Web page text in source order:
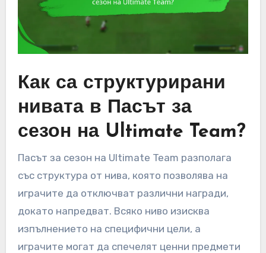
Как са структурирани
нивата в Пасът за
сезон на Ultimate Team?
Пасът за сезон на Ultimate Team разполага
със структура от нива, която позволява на
играчите да отключват различни награди,
докато напредват. Всяко ниво изисква
изпълнението на специфични цели, а
играчите могат да спечелят ценни предмети